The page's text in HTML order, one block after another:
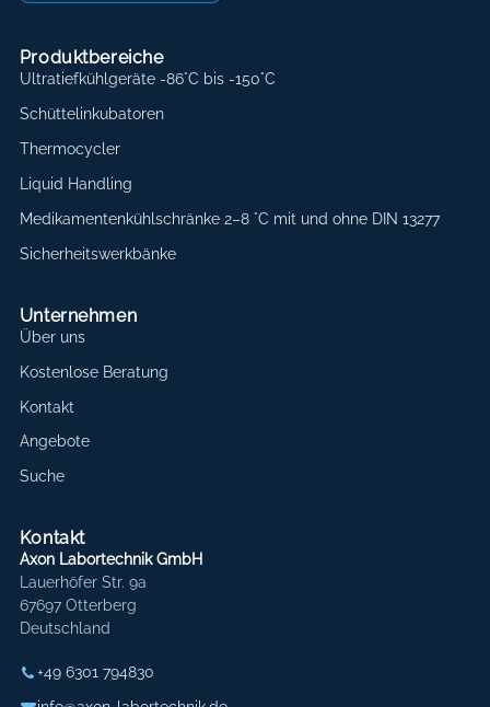
Produktbereiche
Ultratiefkühlgeräte -86°C bis -150°C
Schüttelinkubatoren
Thermocycler
Liquid Handling
Medikamentenkühlschränke 2–8 °C mit und ohne DIN 13277
Sicherheitswerkbänke
Unternehmen
Über uns
Kostenlose Beratung
Kontakt
Angebote
Suche
Kontakt
Axon Labortechnik GmbH
Lauerhöfer Str. 9a
67697 Otterberg
Deutschland
+49 6301 794830